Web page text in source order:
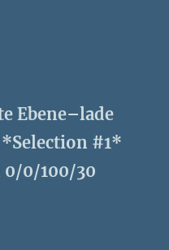
Ebene–lade
#1*
0/0/100/30